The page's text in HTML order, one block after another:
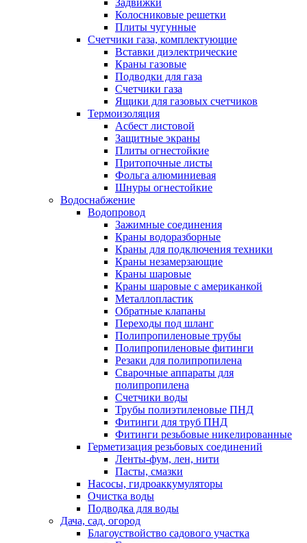
Задвижки
Колосниковые решетки
Плиты чугунные
Счетчики газа, комплектующие
Вставки диэлектрические
Краны газовые
Подводки для газа
Счетчики газа
Ящики для газовых счетчиков
Термоизоляция
Асбест листовой
Защитные экраны
Плиты огнестойкие
Притопочные листы
Фольга алюминиевая
Шнуры огнестойкие
Водоснабжение
Водопровод
Зажимные соединения
Краны водоразборные
Краны для подключения техники
Краны незамерзающие
Краны шаровые
Краны шаровые с американкой
Металлопластик
Обратные клапаны
Переходы под шланг
Полипропиленовые трубы
Полипропиленовые фитинги
Резаки для полипропилена
Сварочные аппараты для
полипропилена
Счетчики воды
Трубы полиэтиленовые ПНД
Фитинги для труб ПНД
Фитинги резьбовые никелированные
Герметизация резьбовых соединений
Ленты-фум, лен, нити
Пасты, смазки
Насосы, гидроаккумуляторы
Очистка воды
Подводка для воды
Дача, сад, огород
Благоуствойство садового участка